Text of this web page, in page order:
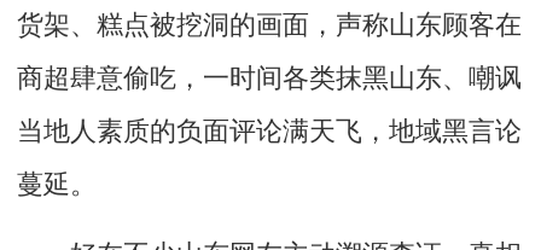
货架、糕点被挖洞的画面，声称山东顾客在
商超肆意偷吃，一时间各类抹黑山东、嘲讽
当地人素质的负面评论满天飞，地域黑言论
蔓延。